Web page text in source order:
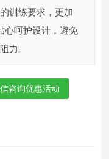
训练要求，更加
心呵护设计，避免
力。
咨询优惠活动